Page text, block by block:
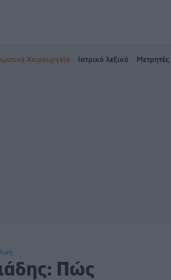
Χειρουργεία Ιατρικό λεξικό Μετρητές
Πώς